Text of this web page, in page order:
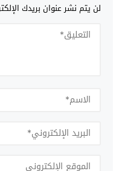
لن يتم نشر عنوان بريدك